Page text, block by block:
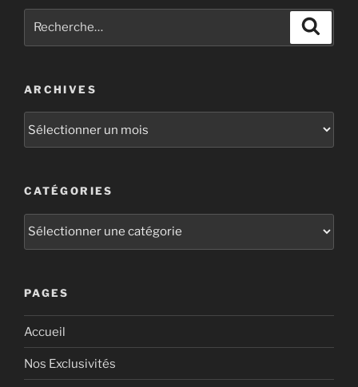
ARCHIVES
CATÉGORIES
PAGES
Accueil
Nos Exclusivités